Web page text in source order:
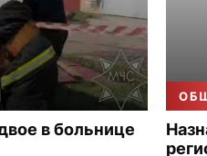
в больнице